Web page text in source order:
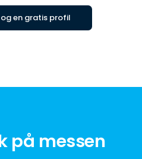
en gratis profil
på messen